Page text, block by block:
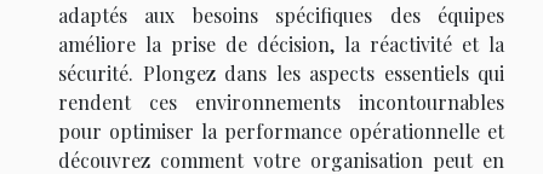
adaptés aux besoins spécifiques des équipes
améliore la prise de décision, la réactivité et la
sécurité. Plongez dans les aspects essentiels qui
rendent ces environnements incontournables
pour optimiser la performance opérationnelle et
découvrez comment votre organisation peut en